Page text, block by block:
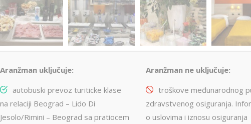
Aranžman uključuje:
autobuski prevoz turiticke klase
na relaciji Beograd – Lido Di
Jesolo/Rimini – Beograd sa pratiocem
Aranžman ne uključuje:
troškove međunarodnog
zdravstvenog osiguranja.
o uslovima i iznosu osiguranja